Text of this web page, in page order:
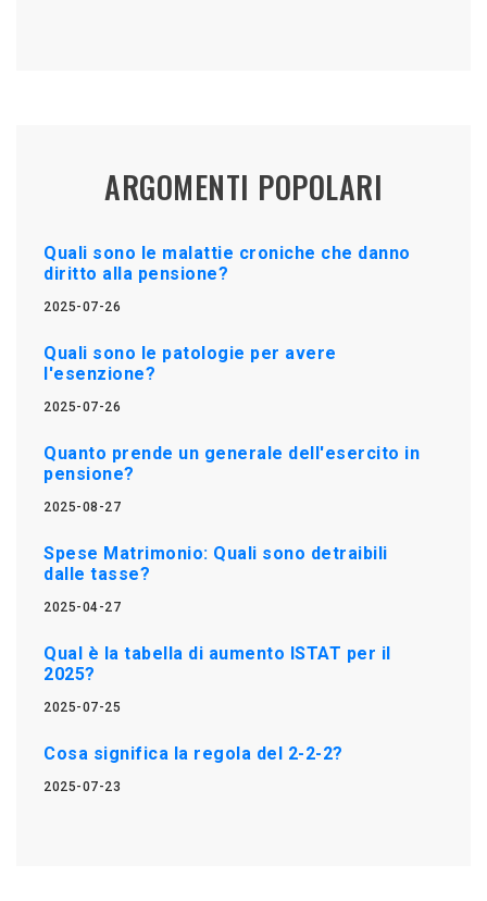
ARGOMENTI POPOLARI
Quali sono le malattie croniche che danno
diritto alla pensione?
2025-07-26
Quali sono le patologie per avere
l'esenzione?
2025-07-26
Quanto prende un generale dell'esercito in
pensione?
2025-08-27
Spese Matrimonio: Quali sono detraibili
dalle tasse?
2025-04-27
Qual è la tabella di aumento ISTAT per il
2025?
2025-07-25
Cosa significa la regola del 2-2-2?
2025-07-23